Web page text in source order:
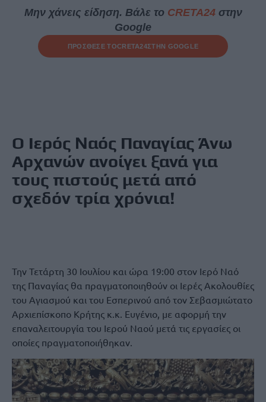
Μην χάνεις είδηση. Βάλε το CRETA24στην
Google
ΠΡΟΣΘΕΣΕ ΤΟCRETA24ΣΤΗΝ GOOGLE
Ο Ιερός Ναός Παναγίας Άνω
Αρχανών ανοίγει ξανά για
τους πιστούς μετά από
σχεδόν τρία χρόνια!
Την Τετάρτη 30 Ιουλίου και ώρα 19:00 στον Ιερό Ναό
της Παναγίας θα πραγματοποιηθούν οι Ιερές Ακολουθίες
του Αγιασμού και του Εσπερινού από τον Σεβασμιώτατο
Αρχιεπίσκοπο Κρήτης κ.κ. Ευγένιο, με αφορμή την
επαναλειτουργία του Ιερού Ναού μετά τις εργασίες οι
οποίες πραγματοποιήθηκαν.